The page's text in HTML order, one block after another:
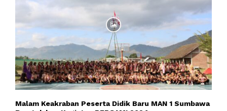
Malam Keakraban Peserta Didik Baru MAN 1 Sumbawa